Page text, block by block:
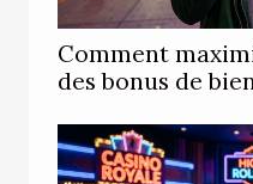
Comment
des bonus de